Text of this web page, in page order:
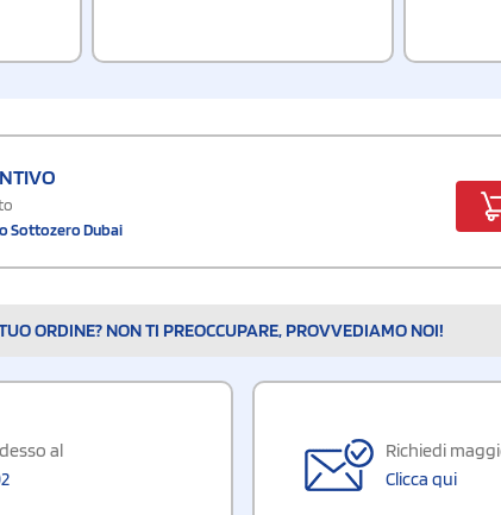
Sottozero Dubai
ORDINE? NON TI PREOCCUPARE, PROVVEDIAMO NOI!
al
Richiedi
Clicca qui